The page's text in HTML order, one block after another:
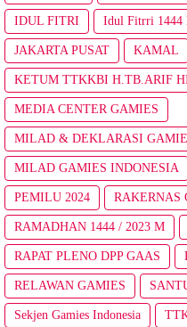
IDUL FITRI Idul Fitrri 1444
JAKARTA PUSAT KAMAL
KETUM TTKKBI H.TB.ARIF
MEDIA CENTER GAMIES
MILAD & DEKLARASI
MILAD GAMIES INDONESIA
PEMILU 2024 RAKERNAS
RAMADHAN 1444 / 2023 M
RAPAT PLENO DPP GAAS
RELAWAN GAMIES
Sekjen Gamies Indonesia